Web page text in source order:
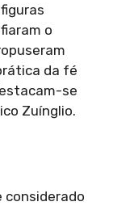
o
da fé
se
Zuínglio.